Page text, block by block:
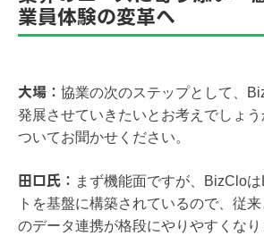
業員体験の変革へ​
大場： 協業の次のステップとして、
発展させていきたいとお考えでしょ
ついてお聞かせください。
​​田口氏： まず機能面ですが、BizClo
トを基盤に構築されているので、従
のデータ連携が格段にやりやすくな